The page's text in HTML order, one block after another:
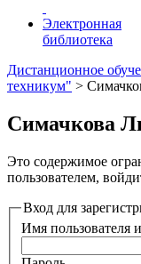
Электронная
библиотека
Дистанционное
техникум" >
Симачкова
Это содержимое
пользователем,
Вход для
Имя пользователя